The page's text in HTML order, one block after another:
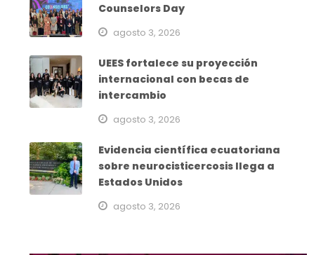
Counselors Day
agosto 3, 2026
UEES fortalece su proyección
internacional con becas de
intercambio
agosto 3, 2026
Evidencia científica ecuatoriana
sobre neurocisticercosis llega a
Estados Unidos
agosto 3, 2026